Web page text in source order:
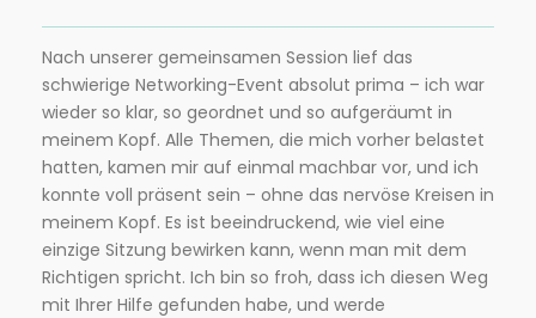
Nach unserer gemeinsamen Session lief das
schwierige Networking-Event absolut prima – ich war
wieder so klar, so geordnet und so aufgeräumt in
meinem Kopf. Alle Themen, die mich vorher belastet
hatten, kamen mir auf einmal machbar vor, und ich
konnte voll präsent sein – ohne das nervöse Kreisen in
meinem Kopf. Es ist beeindruckend, wie viel eine
einzige Sitzung bewirken kann, wenn man mit dem
Richtigen spricht. Ich bin so froh, dass ich diesen Weg
mit Ihrer Hilfe gefunden habe, und werde